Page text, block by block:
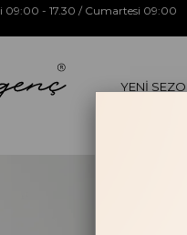
09:00 - 17.30 / Cumartesi 09:00
YENİ